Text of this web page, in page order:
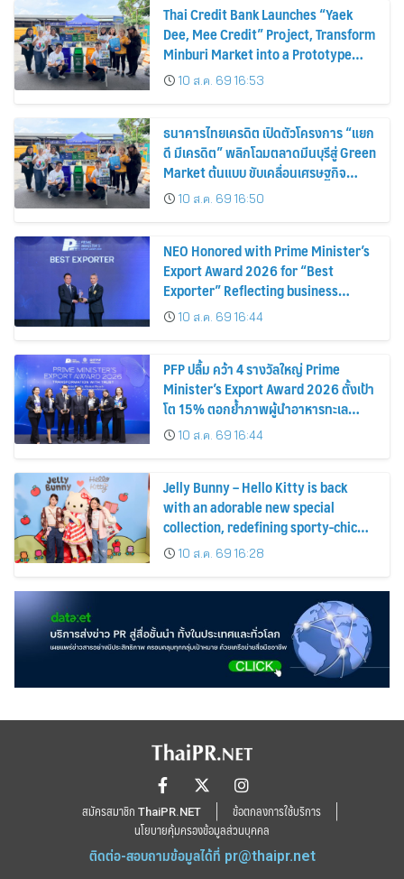
Thai Credit Bank Launches “Yaek
Dee, Mee Credit” Project, Transform
Minburi Market into a Prototype
Green Market, Driving the Circular
Economy and Turning Waste into
Extra Income for Vendors
10 ส.ค. 69 16:53
ธนาคารไทยเครดิต เปิดตัวโครงการ “แยก
ดี มีเครดิต” พลิกโฉมตลาดมีนบุรีสู่ Green
Market ต้นแบบ ขับเคลื่อนเศรษฐกิจ
หมุนเวียน พลิกขยะสร้างรายได้เสริมให้ผู้
ค้า
10 ส.ค. 69 16:50
NEO Honored with Prime Minister’s
Export Award 2026 for “Best
Exporter” Reflecting business
excellence, elevating Thai products
globally
10 ส.ค. 69 16:44
PFP ปลื้ม คว้า 4 รางวัลใหญ่ Prime
Minister’s Export Award 2026 ตั้งเป้า
โต 15% ตอกย้ำภาพผู้นำอาหารทะเล
แปรรูป
10 ส.ค. 69 16:44
Jelly Bunny – Hello Kitty is back
with an adorable new special
collection, redefining sporty-chic
fashion by blending timeless
classics with playful fun
10 ส.ค. 69 16:28
สมัครสมาชิก ThaiPR.NET
ข้อตกลงการใช้บริการ
นโยบายคุ้มครองข้อมูลส่วนบุคคล
ติดต่อ-สอบถามข้อมูลได้ที่ pr@thaipr.net